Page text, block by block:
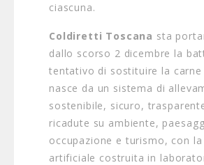
ciascuna.
Coldiretti Toscana sta
dallo scorso 2 dicembre la
tentativo di sostituire la carne
nasce da un sistema di
sostenibile, sicuro,
ricadute su ambiente,
occupazione e turismo, con la
artificiale costruita in